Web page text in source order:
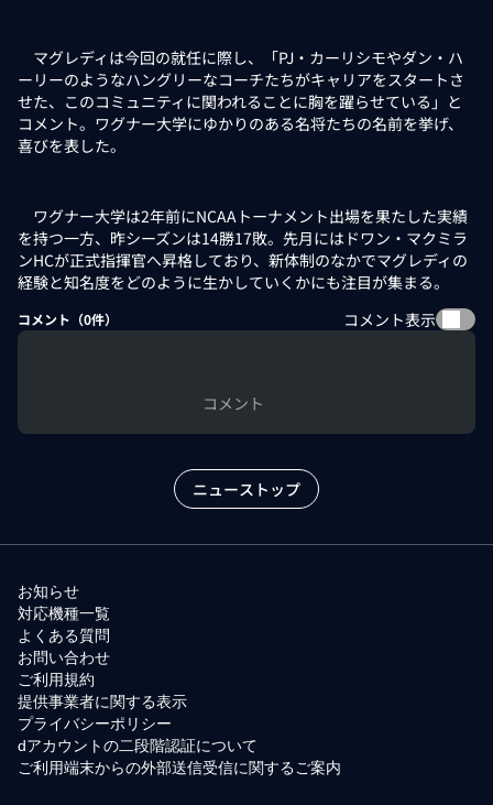
マグレディは今回の就任に際し、「PJ・カーリシモやダン・ハ
ーリーのようなハングリーなコーチたちがキャリアをスタートさ
せた、このコミュニティに関われることに胸を躍らせている」と
コメント。ワグナー大学にゆかりのある名将たちの名前を挙げ、
喜びを表した。
ワグナー大学は2年前にNCAAトーナメント出場を果たした実績
を持つ一方、昨シーズンは14勝17敗。先月にはドワン・マクミラ
ンHCが正式指揮官へ昇格しており、新体制のなかでマグレディの
経験と知名度をどのように生かしていくかにも注目が集まる。
コメント（0件） コメント表示
コメント
ニューストップ
お知らせ
対応機種一覧
よくある質問
お問い合わせ
ご利用規約
提供事業者に関する表示
プライバシーポリシー
dアカウントの二段階認証について
ご利用端末からの外部送信受信に関するご案内